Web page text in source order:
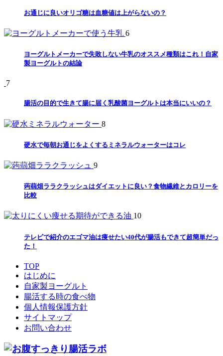
お通じに良いオリゴ糖は血糖値は上がらないの？
6
ヨーグルトメーカーで失敗しない牛乳のオススメ種類はこれ！自家
製ヨーグルトの結論
7
腸活の目的で生きて腸に届く乳酸菌ヨーグルトは本当にいいの？
8
硬水で毎朝お通じをよくするミネラルウォーターはコレ
9
蒟蒻畑ララクラッシュはダイエットに良い？食物繊維とカロリーを
比較
10
テレビで紹介のエゴマ油は痩せたい40代が腸活もできて超簡単だっ
た！
TOP
はじめに
自家製ヨーグルト
腸活する時の食べ物
個人情報保護方針
サイトマップ
お問い合わせ